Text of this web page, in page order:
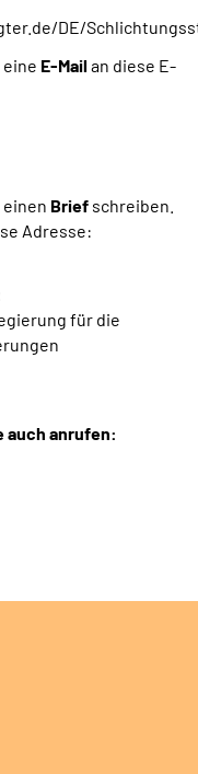
DE/
E-Mailan diese E-
Brief schreiben.
Adresse:
für die
auch anrufen: